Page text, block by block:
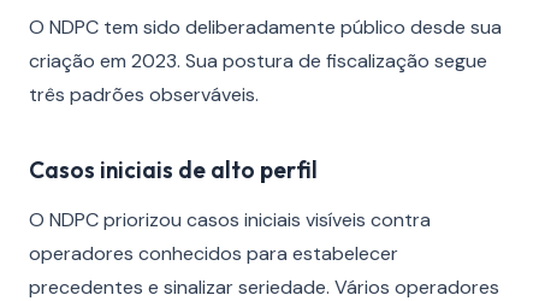
O NDPC tem sido deliberadamente público desde sua
criação em 2023. Sua postura de fiscalização segue
três padrões observáveis.
Casos iniciais de alto perfil
O NDPC priorizou casos iniciais visíveis contra
operadores conhecidos para estabelecer
precedentes e sinalizar seriedade. Vários operadores